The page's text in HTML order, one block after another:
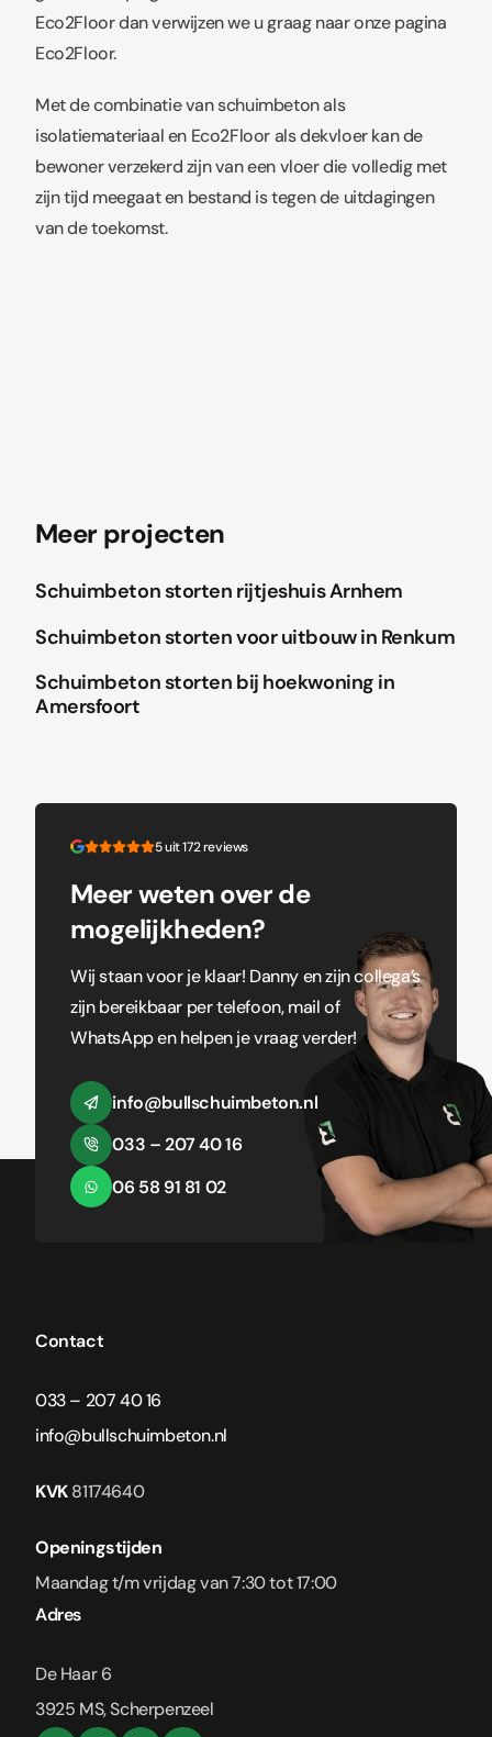
Eco2Floor dan verwijzen we u graag naar onze pagina
Eco2Floor.
Met de combinatie van schuimbeton als
isolatiemateriaal en Eco2Floor als dekvloer kan de
bewoner verzekerd zijn van een vloer die volledig met
zijn tijd meegaat en bestand is tegen de uitdagingen
van de toekomst.
Meer projecten
Schuimbeton storten rijtjeshuis Arnhem
Schuimbeton
Schuimbeton storten voor uitbouw in Renkum
Schuimbeton
Schuimbeton storten bij hoekwoning in
Amersfoort
5 uit 172 reviews
Meer weten over de
mogelijkheden?
Wij staan voor je klaar! Danny en zijn collega’s
zijn bereikbaar per telefoon, mail of
WhatsApp en helpen je vraag verder!
info@bullschuimbeton.nl
033 – 207 40 16
06 58 91 81 02
Contact
033 – 207 40 16
info@bullschuimbeton.nl
KVK81174640
Openingstijden
Maandag t/m vrijdag van 7:30 tot 17:00
Adres
De Haar 6
3925 MS, Scherpenzeel